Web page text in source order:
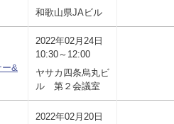
和歌山県JAビル
ー&
2022年02月24日
10:30～12:00
ヤサカ四条烏丸ビ
ル 第２会議室
2022年02月20日